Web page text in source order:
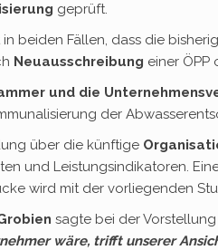
geprüft.
beiden Fällen, dass die
Neuausschreibung einer
und die
der
über die künftige
und Leistungsindikatoren.
wird mit der vorliegenden
sagte bei der
wäre, trifft unserer